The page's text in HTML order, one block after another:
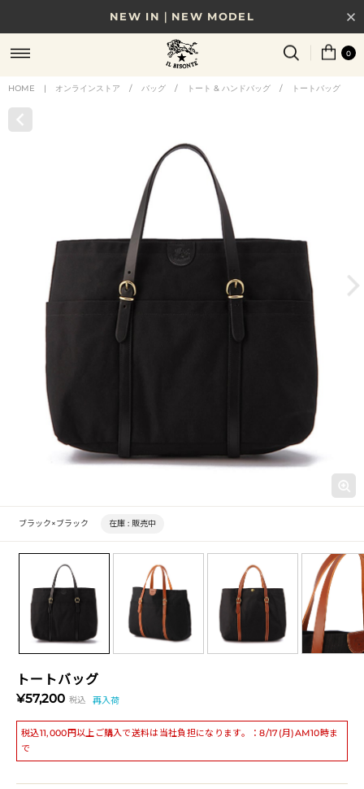
NEW IN｜NEW MODEL
8/17(月)10時まで｜税込11,000円以上で送料無料
贈る相手やシーンから選べる、新しいギフトガイド
0
HOME | オンラインストア / バッグ / トート & ハンドバッグ / トートバッグ
トートバッグ
¥57,200 税込 再入荷
税込11,000円以上ご購入で送料は当社負担になります。：8/17(月)AM10時ま
で
ブラック×ブラック 在庫 : 販売中